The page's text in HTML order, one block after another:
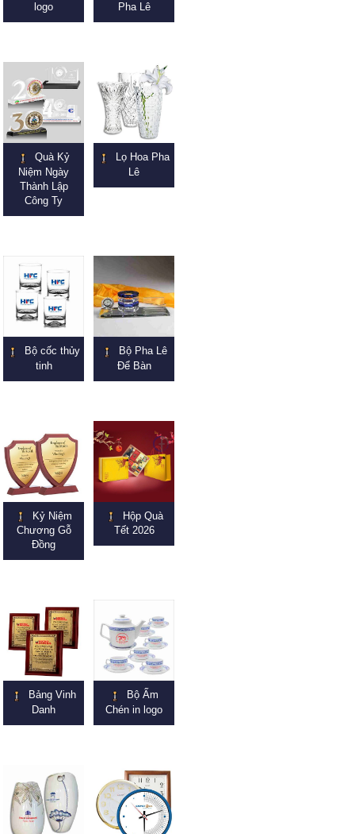
logo
Pha Lê
Quà Kỷ
Niệm Ngày
Thành Lập
Công Ty
Lọ Hoa Pha
Lê
Bộ cốc thủy
tinh
Bộ Pha Lê
Để Bàn
Kỷ Niệm
Chương Gỗ
Đồng
Hộp Quà
Tết 2026
Bảng Vinh
Danh
Bộ Ấm
Chén in logo